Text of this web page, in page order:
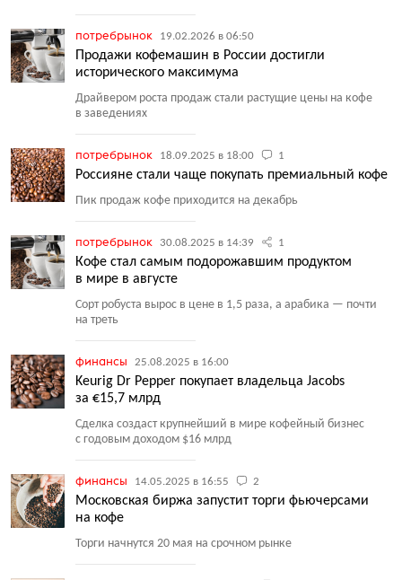
потребрынок 19.02.2026 в 06:50
Продажи кофемашин в России достигли
исторического максимума
Драйвером роста продаж стали растущие цены на кофе
в заведениях
потребрынок 18.09.2025 в 18:00 1
Россияне стали чаще покупать премиальный кофе
Пик продаж кофе приходится на декабрь
потребрынок 30.08.2025 в 14:39 1
Кофе стал самым подорожавшим продуктом
в мире в августе
Сорт робуста вырос в цене в 1,5 раза, а арабика — почти
на треть
финансы 25.08.2025 в 16:00
Keurig Dr Pepper покупает владельца Jacobs
за €15,7 млрд
Сделка создаст крупнейший в мире кофейный бизнес
с годовым доходом $16 млрд
финансы 14.05.2025 в 16:55 2
Московская биржа запустит торги фьючерсами
на кофе
Торги начнутся 20 мая на срочном рынке